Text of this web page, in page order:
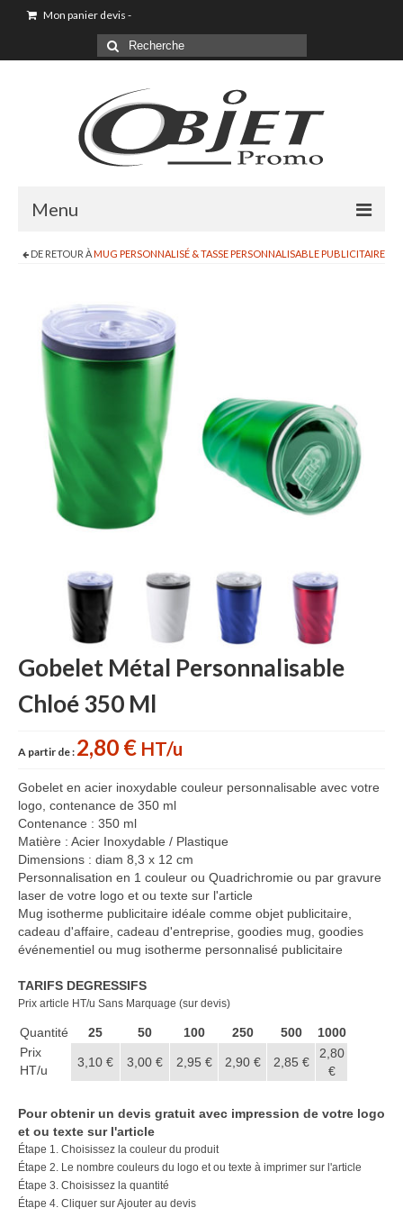
Mon panier devis -
Menu
Goodies & Objet Publicitaire
Goodies été loisirs vacances
Maison & Cuisine
Accessoires cuisine personnalisés
Gant de cuisine personnalisé
Goodies Jardin
Planche à découper
Autour du vin
Accessoires Téléphone
Accessoires supporters
Batterie Externe Power bank
Bonnet & Gants
Casquette publicitaire
Carnet personnalisé Notes
Repositionnable
Notes repositionnables
Bloc–notes Personnalisé
Carnet A5 Personnalisé
Carnet A6 personnalisé
Éventail personnalisé
Gobelet réutilisable & Verre
Haut-parleur Bluetooth
DE RETOUR ÀMUG PERSONNALISÉ & TASSE PERSONNALISABLE PUBLICITAIRE
Gobelet Métal Personnalisable
Chloé 350 Ml
A partir de : 2,80 € HT/u
Gobelet en acier inoxydable couleur personnalisable avec votre
logo, contenance de 350 ml
Contenance : 350 ml
Matière : Acier Inoxydable / Plastique
Dimensions : diam 8,3 x 12 cm
Personnalisation en 1 couleur ou Quadrichromie ou par gravure
laser de votre logo et ou texte sur l'article
Mug isotherme publicitaire idéale comme objet publicitaire,
cadeau d'affaire, cadeau d'entreprise, goodies mug, goodies
événementiel ou mug isotherme personnalisé publicitaire
TARIFS DEGRESSIFS
Prix article HT/u Sans Marquage (sur devis)
Quantité 25 50 100 250 500
1000
Prix
HT/u
3,10 € 3,00 € 2,95 € 2,90 € 2,85 €
2,80
€
Pour obtenir un devis gratuit avec impression de votre logo
et ou texte sur l'article
Étape 1. Choisissez la couleur du produit
Étape 2. Le nombre couleurs du logo et ou texte à imprimer sur l'article
Étape 3. Choisissez la quantité
Étape 4. Cliquer sur Ajouter au devis